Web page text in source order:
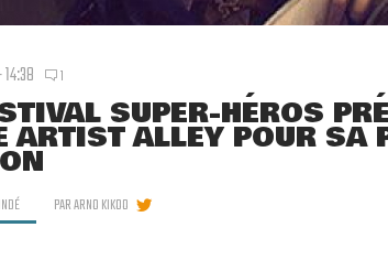
1
SUPER-HÉROS
ARTIST ALLEY POUR SA
INDÉ PARARNO KIKOO